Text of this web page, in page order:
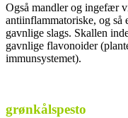
Også mandler og ingefær
antiinflammatoriske, og så
gavnlige slags. Skallen
gavnlige flavonoider
immunsystemet).
grønkålspesto